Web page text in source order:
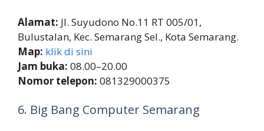
Alamat: Jl. Suyudono No.11 RT 005/01,
Bulustalan, Kec. Semarang Sel., Kota Semarang.
Map: klik di sini
Jam buka: 08.00–20.00
Nomor telepon: 081329000375
6. Big Bang Computer Semarang